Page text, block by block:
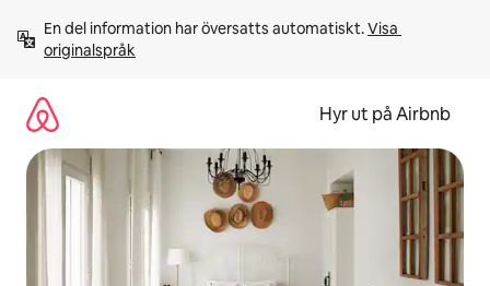
innehåll
En del information har översatts automatiskt. Visa
originalspråk
Hyr ut på Airbnb